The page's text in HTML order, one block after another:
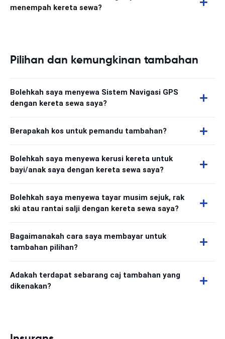
menempah kereta sewa?
Pilihan dan kemungkinan tambahan
Bolehkah saya menyewa Sistem Navigasi GPS
dengan kereta sewa saya?
Berapakah kos untuk pemandu tambahan?
Bolehkah saya menyewa kerusi kereta untuk
bayi/anak saya dengan kereta sewa saya?
Bolehkah saya menyewa tayar musim sejuk, rak
ski atau rantai salji dengan kereta sewa saya?
Bagaimanakah cara saya membayar untuk
tambahan pilihan?
Adakah terdapat sebarang caj tambahan yang
dikenakan?